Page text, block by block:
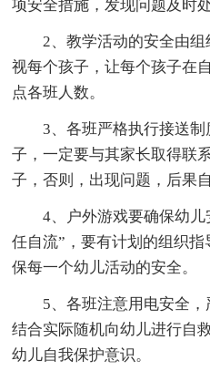
项安全措施，发现问题及时处
2、教学活动的安全由
视每个孩子，让每个孩子在
点各班人数。
3、各班严格执行接送
子，一定要与其家长取得联
子，否则，出现问题，后果自
4、户外游戏要确保幼
任自流”，要有计划的组织
保每一个幼儿活动的安全。
5、各班注意用电安全
结合实际随机向幼儿进行自
幼儿自我保护意识。